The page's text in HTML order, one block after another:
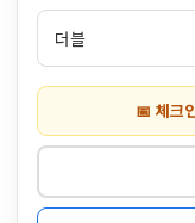
📅 체크